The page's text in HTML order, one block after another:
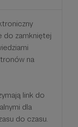
do zamkniętej
na
link do
dla
do czasu.